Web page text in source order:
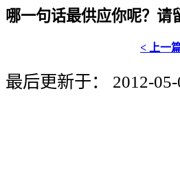
哪一句话最供应你呢？请
< 上一
最后更新于： 2012-